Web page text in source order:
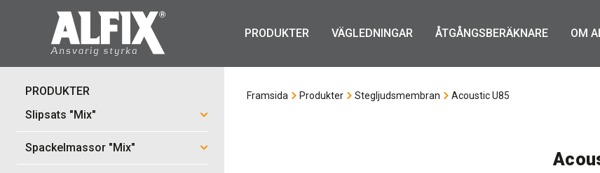
PRODUKTER VÄGLEDNINGAR ÅTGÅNGSBERÄKNARE OM
PRODUKTER
Slipsats "Mix"
Spackelmassor "Mix"
Framsida Produkter Stegljudsmembran Acoustic U85